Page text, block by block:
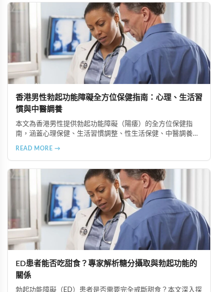
動、健康飲食等預防措施，能有效改善性功能並重拾健康的性
香港男性勃起功能障礙全方位保健指南：心理、生活習
慣與中醫調養
本文為香港男性提供勃起功能障礙（陽痿）的全方位保健指
南，涵蓋心理保健、生活習慣調整、性生活保健、中醫調養及
READ MORE →
ED患者能否吃甜食？專家解析糖分攝取與勃起功能的
關係
勃起功能障礙（ED）患者是否需要完全戒斷甜食？本文深入探